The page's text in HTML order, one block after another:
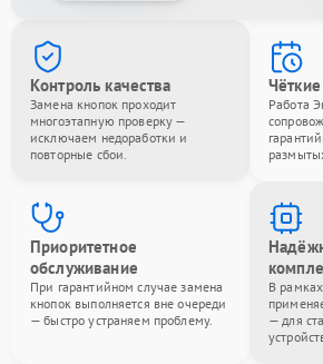
Контроль качества
Замена кнопок проходит
многоэтапную проверку —
исключаем недоработки и
повторные сбои.
Работа
Приоритетное
обслуживание
При гарантийном случае замена
кнопок выполняется вне очереди
— быстро устраняем проблему.
В
— для